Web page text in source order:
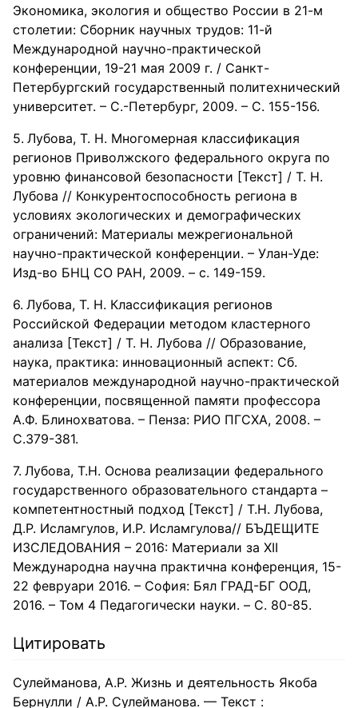
Экономика, экология и общество России в 21-м
столетии: Сборник научных трудов: 11-й
Международной научно-практической
конференции, 19-21 мая 2009 г. / Санкт-
Петербургский государственный политехнический
университет. – С.-Петербург, 2009. – С. 155-156.
Лубова, Т. Н. Многомерная классификация
регионов Приволжского федерального округа по
уровню финансовой безопасности [Текст] / Т. Н.
Лубова // Конкурентоспособность региона в
условиях экологических и демографических
ограничений: Материалы межрегиональной
научно-практической конференции. – Улан-Уде:
Изд-во БНЦ СО РАН, 2009. – с. 149-159.
Лубова, Т. Н. Классификация регионов
Российской Федерации методом кластерного
анализа [Текст] / Т. Н. Лубова // Образование,
наука, практика: инновационный аспект: Сб.
материалов международной научно-практической
конференции, посвященной памяти профессора
А.Ф. Блинохватова. – Пенза: РИО ПГСХА, 2008. –
С.379-381.
Лубова, Т.Н. Основа реализации федерального
государственного образовательного стандарта –
компетентностный подход [Текст] / Т.Н. Лубова,
Д.Р. Исламгулов, И.Р. Исламгулова// БЪДЕЩИТЕ
ИЗСЛЕДОВАНИЯ – 2016: Материали за XII
Международна научна практична конференция, 15-
22 февруари 2016. – София: Бял ГРАД-БГ ООД,
2016. – Том 4 Педагогически науки. – C. 80-85.
Цитировать
Сулейманова, А.Р. Жизнь и деятельность Якоба
Бернулли / А.Р. Сулейманова. — Текст :